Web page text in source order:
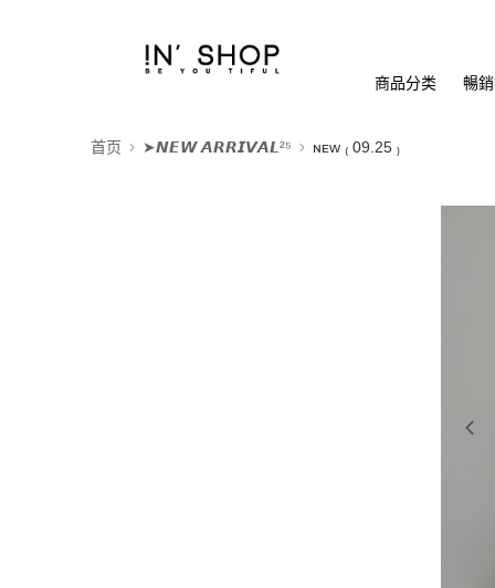
商品分类 暢
首页 ➤𝙉𝙀𝙒 𝘼𝙍𝙍𝙄𝙑𝘼𝙇²⁵ ɴᴇᴡ ₍ 09.25 ₎